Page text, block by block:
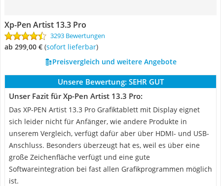
Xp-Pen Artist 13.3 Pro
3293 Bewertungen
ab 299,00 € ( Sofort lieferbar)
Preisvergleich und weitere Angebote
Unsere Bewertung: SEHR GUT
Unser Fazit für Xp-Pen Artist 13.3 Pro:
Das XP-PEN Artist 13.3 Pro Grafiktablett mit Display eignet
sich leider nicht für Anfänger, wie andere Produkte in
unserem Vergleich, verfügt dafür aber über HDMI- und USB-
Anschluss. Besonders überzeugt hat es, weil es über eine
große Zeichenfläche verfügt und eine gute
Softwareintegration bei fast allen Grafikprogrammen möglich
ist.